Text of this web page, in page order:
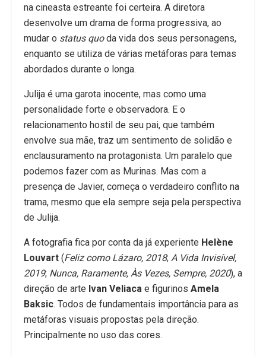
na cineasta estreante foi certeira. A diretora
desenvolve um drama de forma progressiva, ao
mudar o status quoda vida dos seus personagens,
enquanto se utiliza de várias metáforas para temas
abordados durante o longa.
Julija é uma garota inocente, mas como uma
personalidade forte e observadora. E o
relacionamento hostil de seu pai, que também
envolve sua mãe, traz um sentimento de solidão e
enclausuramento na protagonista. Um paralelo que
podemos fazer com as Murinas. Mas com a
presença de Javier, começa o verdadeiro conflito na
trama, mesmo que ela sempre seja pela perspectiva
de Julija.
A fotografia fica por conta da já experiente Helène
Louvart (Feliz como Lázaro, 2018; A Vida Invisível,
2019; Nunca, Raramente, Às Vezes, Sempre, 2020), a
direção de arte Ivan Veliaca e figurinos Amela
Baksic. Todos de fundamentais importância para as
metáforas visuais propostas pela direção.
Principalmente no uso das cores.